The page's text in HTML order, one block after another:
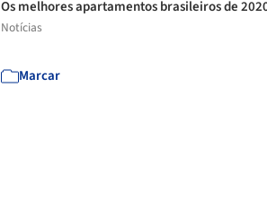
Os melhores apartamentos brasileiros de
Notícias
Marcar